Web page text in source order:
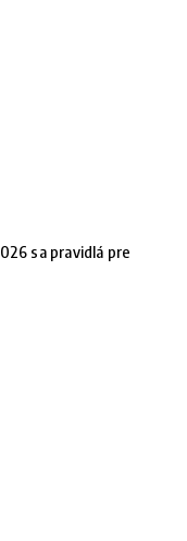
sa pravidlá pre